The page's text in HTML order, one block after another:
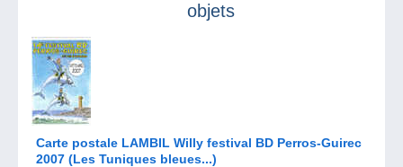
objets
Carte postale LAMBIL Willy festival BD Perros-Guirec
2007 (Les Tuniques bleues...)